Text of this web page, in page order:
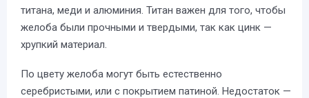
титана, меди и алюминия. Титан важен для того, чтобы
желоба были прочными и твердыми, так как цинк —
хрупкий материал.
По цвету желоба могут быть естественно
серебристыми, или с покрытием патиной. Недостаток —